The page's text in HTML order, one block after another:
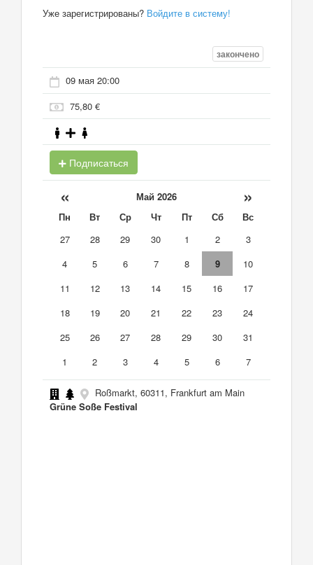
Уже зарегистрированы? Войдите в систему!
закончено
09 мая 20:00
75,80 €
Подписаться
« Май 2026 »
Пн Вт Ср Чт Пт Сб
Вс
27
28 29 30 1 2
3
4
5 6 7 8 9
10
11
12 13 14 15 16
17
18
19 20 21 22 23
24
25
26 27 28 29 30
31
1
2 3 4 5 6 7
Roßmarkt, 60311, Frankfurt am Main
Grüne Soße Festival